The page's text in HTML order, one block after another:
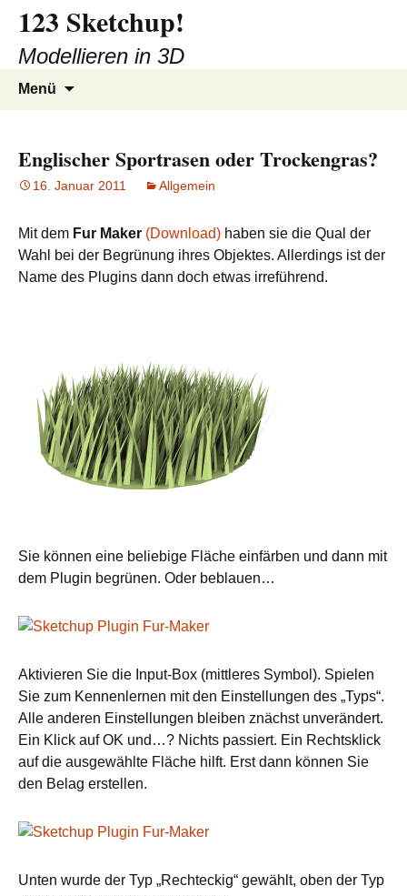
Inhalt
springen
123 Sketchup!
Modellieren in 3D
Menü
Englischer Sportrasen oder Trockengras?
16. Januar 2011 Allgemein
Mit dem Fur Maker (Download) haben sie die Qual der
Wahl bei der Begrünung ihres Objektes. Allerdings ist der
Name des Plugins dann doch etwas irreführend.
Sie können eine beliebige Fläche einfärben und dann mit
dem Plugin begrünen. Oder beblauen…
Aktivieren Sie die Input-Box (mittleres Symbol). Spielen
Sie zum Kennenlernen mit den Einstellungen des „Typs“.
Alle anderen Einstellungen bleiben znächst unverändert.
Ein Klick auf OK und…? Nichts passiert. Ein Rechtsklick
auf die ausgewählte Fläche hilft. Erst dann können Sie
den Belag erstellen.
Unten wurde der Typ „Rechteckig“ gewählt, oben der Typ